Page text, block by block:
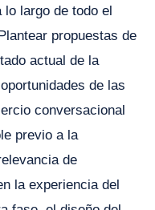
largo de todo el
propuestas de
actual de la
de las
conversacional
previo a la
de
la experiencia del